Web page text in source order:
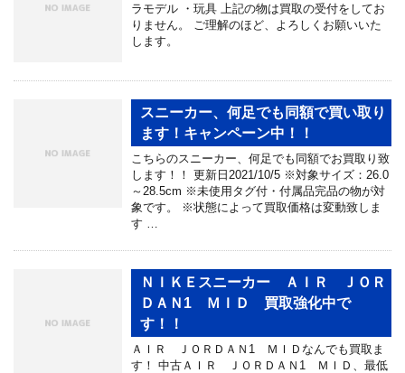
ラモデル ・玩具 上記の物は買取の受付をしてお
りません。 ご理解のほど、よろしくお願いいた
します。
スニーカー、何足でも同額で買い取り
ます！キャンペーン中！！
こちらのスニーカー、何足でも同額でお買取り致
します！！ 更新日2021/10/5 ※対象サイズ：26.0
～28.5cm ※未使用タグ付・付属品完品の物が対
象です。 ※状態によって買取価格は変動致しま
す …
ＮＩＫＥスニーカー ＡＩＲ ＪＯＲ
ＤＡＮ1 ＭＩＤ 買取強化中で
す！！
ＡＩＲ ＪＯＲＤＡＮ1 ＭＩＤなんでも買取ま
す！ 中古ＡＩＲ ＪＯＲＤＡＮ1 ＭＩＤ、最低